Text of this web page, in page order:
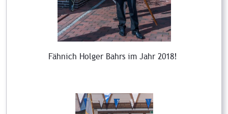
Fähnich Holger Bahrs im Jahr 2018!